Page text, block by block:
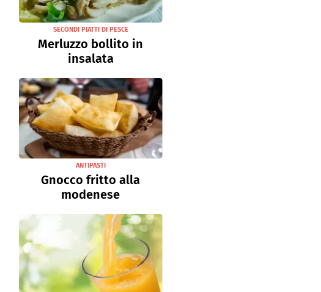
SECONDI PIATTI DI PESCE
Merluzzo bollito in
insalata
ANTIPASTI
Gnocco fritto alla
modenese